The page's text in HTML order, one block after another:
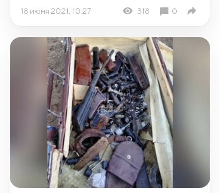
18 июня 2021, 10:27 318 0